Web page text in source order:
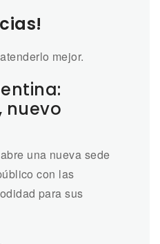
mejor.
nuevo
una nueva sede
con las
para sus